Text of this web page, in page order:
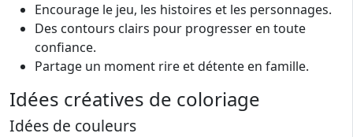
Encourage le jeu, les histoires et les personnages.
Des contours clairs pour progresser en toute
confiance.
Partage un moment rire et détente en famille.
Idées créatives de coloriage
Idées de couleurs